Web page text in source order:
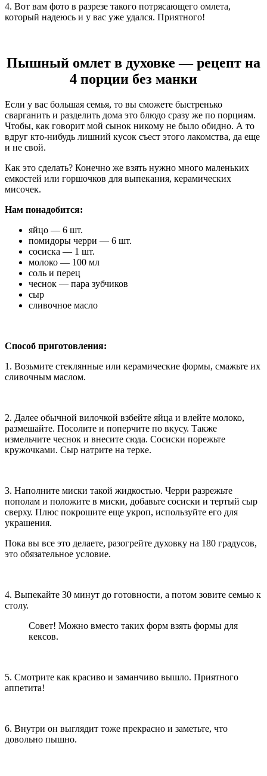
4. Вот вам фото в разрезе такого потрясающего омлета,
который надеюсь и у вас уже удался. Приятного!
Пышный омлет в духовке — рецепт на
4 порции без манки
Если у вас большая семья, то вы сможете быстренько
сварганить и разделить дома это блюдо сразу же по порциям.
Чтобы, как говорит мой сынок никому не было обидно. А то
вдруг кто-нибудь лишний кусок съест этого лакомства, да еще
и не свой.
Как это сделать? Конечно же взять нужно много маленьких
емкостей или горшочков для выпекания, керамических
мисочек.
Нам понадобится:
яйцо — 6 шт.
помидоры черри — 6 шт.
сосиска — 1 шт.
молоко — 100 мл
соль и перец
чеснок — пара зубчиков
сыр
сливочное масло
Способ приготовления:
1. Возьмите стеклянные или керамические формы, смажьте их
сливочным маслом.
2. Далее обычной вилочкой взбейте яйца и влейте молоко,
размешайте. Посолите и поперчите по вкусу. Также
измельчите чеснок и внесите сюда. Сосиски порежьте
кружочками. Сыр натрите на терке.
3. Наполните миски такой жидкостью. Черри разрежьте
пополам и положите в миски, добавьте сосиски и тертый сыр
сверху. Плюс покрошите еще укроп, используйте его для
украшения.
Пока вы все это делаете, разогрейте духовку на 180 градусов,
это обязательное условие.
4. Выпекайте 30 минут до готовности, а потом зовите семью к
столу.
Совет! Можно вместо таких форм взять формы для
кексов.
5. Смотрите как красиво и заманчиво вышло. Приятного
аппетита!
6. Внутри он выглядит тоже прекрасно и заметьте, что
довольно пышно.